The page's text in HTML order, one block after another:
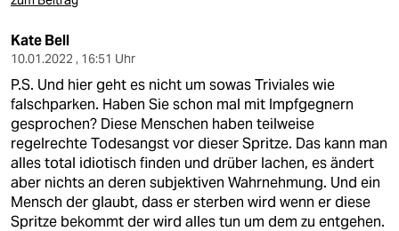
Kate Bell
10.01.2022 , 16:51 Uhr
P.S. Und hier geht es nicht um sowas Triviales wie
falschparken. Haben Sie schon mal mit Impfgegnern
gesprochen? Diese Menschen haben teilweise
regelrechte Todesangst vor dieser Spritze. Das kann man
alles total idiotisch finden und drüber lachen, es ändert
aber nichts an deren subjektiven Wahrnehmung. Und ein
Mensch der glaubt, dass er sterben wird wenn er diese
Spritze bekommt der wird alles tun um dem zu entgehen.